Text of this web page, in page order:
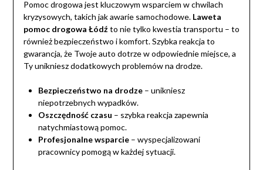
Pomoc drogowa jest kluczowym wsparciem w chwilach
kryzysowych, takich jak awarie samochodowe. Laweta
pomoc drogowa Łódźto nie tylko kwestia transportu – to
również bezpieczeństwo i komfort. Szybka reakcja to
gwarancja, że Twoje auto dotrze w odpowiednie miejsce, a
Ty unikniesz dodatkowych problemów na drodze.
Bezpieczeństwo na drodze– unikniesz
niepotrzebnych wypadków.
Oszczędność czasu – szybka reakcja zapewnia
natychmiastową pomoc.
Profesjonalne wsparcie– wyspecjalizowani
pracownicy pomogą w każdej sytuacji.